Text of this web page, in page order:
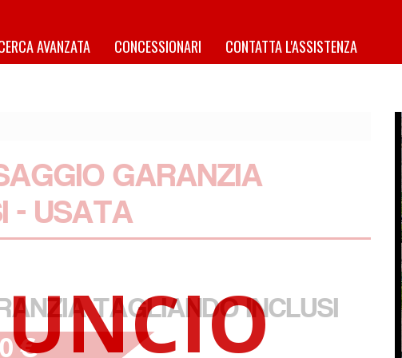
AVANZATA CONCESSIONARI CONTATTA L'ASSISTENZA
GARANZIA
- USATA
TAGLIANDO INCLUSI
€